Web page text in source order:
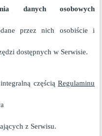
danych osobowych
przez nich osobiście i
dostępnych w Serwisie.
częścią Regulaminu
z Serwisu.